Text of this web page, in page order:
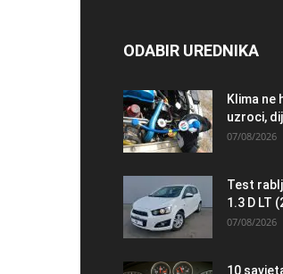
ODABIR UREDNIKA
Klima ne
uzroci,
07/08/2026
Test
1.3 D LT
07/08/2026
10